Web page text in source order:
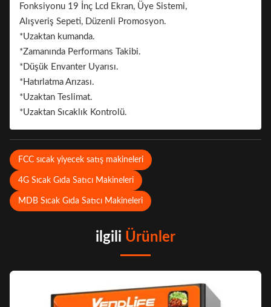
yeni bir perakende denemesi olarak görülüyor.
Turuncuda toplam beş katman var, diğer alışveriş
hissedebilirsiniz - çok sayıda satış makinesi ve
makineleri var...
Fonksiyonu 19 İnç Lcd Ekran, Üye Sistemi,
Alışveriş Sepeti, Düzenli Promosyon.
*Uzaktan kumanda.
*Zamanında Performans Takibi.
*Düşük Envanter Uyarısı.
*Hatırlatma Arızası.
*Uzaktan Teslimat.
*Uzaktan Sıcaklık Kontrolü.
FCC sıcak yiyecek satış makineleri
4G Sıcak Gıda Satıcı Makineleri
MDB Sıcak Gıda Satıcı Makineleri
ilgili Ürünler